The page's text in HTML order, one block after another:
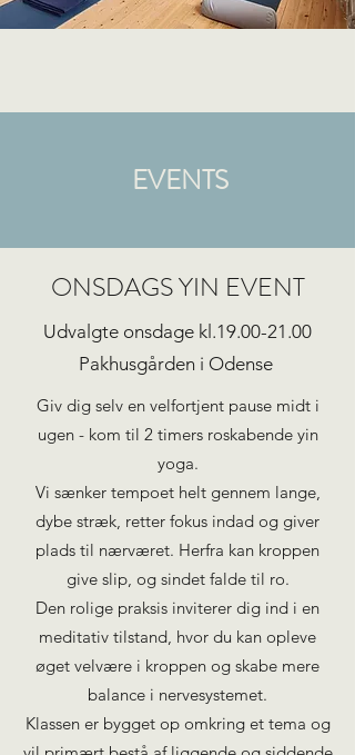
EVENTS
ONSDAGS YIN EVENT
Udvalgte onsdage kl.19.00-21.00
Pakhusgården i Odense
Giv dig selv en velfortjent pause midt i
ugen - kom til 2 timers roskabende yin
yoga.
Vi sænker tempoet helt gennem lange,
dybe stræk, retter fokus indad og giver
plads til nærværet. Herfra kan kroppen
give slip, og sindet falde til ro.
Den rolige praksis inviterer dig ind i en
meditativ tilstand, hvor du kan opleve
øget velvære i kroppen og skabe mere
balance i nervesystemet.
Klassen er bygget op omkring et tema og